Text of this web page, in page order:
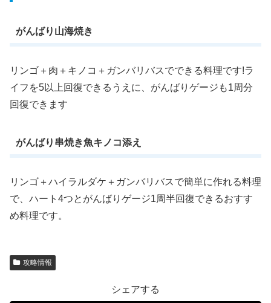
がんばり山海焼き
リンゴ＋肉＋キノコ＋ガンバリバスでできる料理です!ラ
イフを5以上回復できるうえに、がんばりゲージも1周分
回復できます
がんばり串焼き魚キノコ添え
リンゴ＋ハイラルダケ＋ガンバリバスで簡単に作れる料理
で、ハート4つとがんばりゲージ1周半回復できるおすす
め料理です。
攻略情報
シェアする